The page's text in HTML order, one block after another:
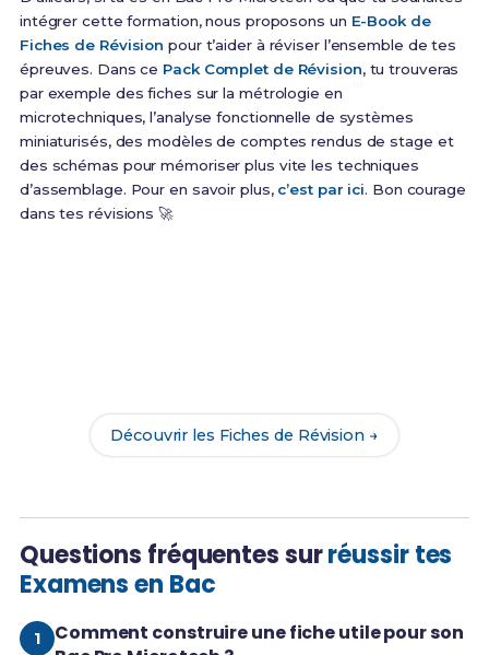
intégrer cette formation, nous proposons un E-Book de
Fiches de Révision pour t’aider à réviser l’ensemble de tes
épreuves. Dans ce Pack Complet de Révision, tu trouveras
par exemple des fiches sur la métrologie en
microtechniques, l’analyse fonctionnelle de systèmes
miniaturisés, des modèles de comptes rendus de stage et
des schémas pour mémoriser plus vite les techniques
d’assemblage. Pour en savoir plus, c’est par ici. Bon courage
dans tes révisions 🚀
Découvrir les Fiches de Révision →
Questions fréquentes surréussir tes
Examens en Bac
Comment construire une fiche utile pour son